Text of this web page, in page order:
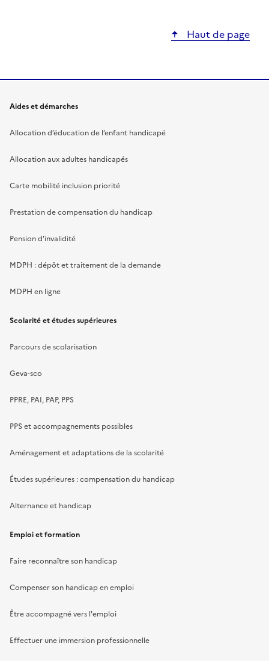
Haut de page
Aides et démarches
Allocation d’éducation de l’enfant handicapé
Allocation aux adultes handicapés
Carte mobilité inclusion priorité
Prestation de compensation du handicap
Pension d'invalidité
MDPH : dépôt et traitement de la demande
MDPH en ligne
Scolarité et études supérieures
Parcours de scolarisation
Geva-sco
PPRE, PAI, PAP, PPS
PPS et accompagnements possibles
Aménagement et adaptations de la scolarité
Études supérieures : compensation du handicap
Alternance et handicap
Emploi et formation
Faire reconnaître son handicap
Compenser son handicap en emploi
Être accompagné vers l'emploi
Effectuer une immersion professionnelle